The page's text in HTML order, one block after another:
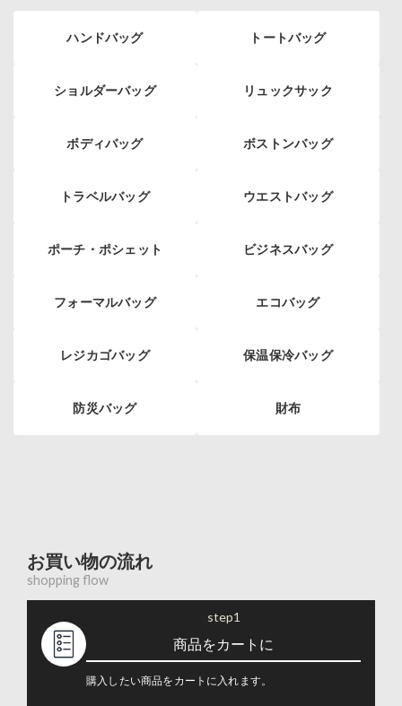
ハンドバッグ トートバッグ
ショルダーバッグ リュックサック
ボディバッグ ボストンバッグ
トラベルバッグ ウエストバッグ
ポーチ・ポシェット ビジネスバッグ
フォーマルバッグ エコバッグ
レジカゴバッグ 保温保冷バッグ
防災バッグ 財布
お買い物の流れ
shopping flow
step1
商品をカートに
購入したい商品をカートに入れます。